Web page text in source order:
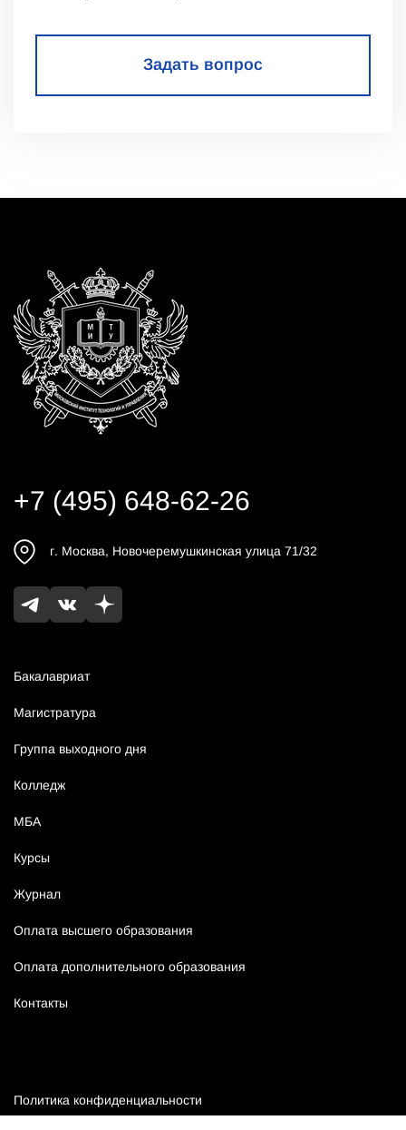
Задать вопрос
Политика конфиденциальности
Бакалавриат
Магистратура
Группа выходного дня
Колледж
МБА
Курсы
Журнал
Оплата высшего образования
Оплата дополнительного образования
Контакты
+7 (495) 648-62-26
г. Москва, Новочеремушкинская улица 71/32